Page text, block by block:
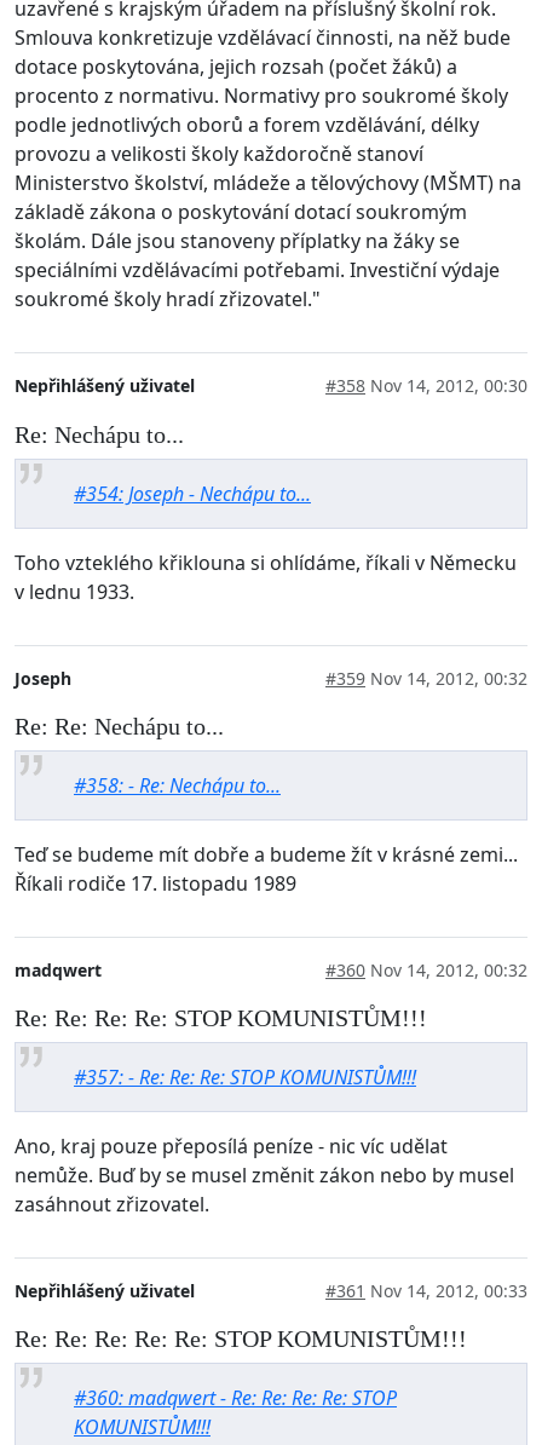
uzavřené s krajským úřadem na příslušný školní rok.
Smlouva konkretizuje vzdělávací činnosti, na něž bude
dotace poskytována, jejich rozsah (počet žáků) a
procento z normativu. Normativy pro soukromé školy
podle jednotlivých oborů a forem vzdělávání, délky
provozu a velikosti školy každoročně stanoví
Ministerstvo školství, mládeže a tělovýchovy (MŠMT) na
základě zákona o poskytování dotací soukromým
školám. Dále jsou stanoveny příplatky na žáky se
speciálními vzdělávacími potřebami. Investiční výdaje
soukromé školy hradí zřizovatel."
Nepřihlášený uživatel #358 Nov 14, 2012, 00:30
Re: Nechápu to...
#354: Joseph - Nechápu to...
Toho vzteklého křiklouna si ohlídáme, říkali v Německu
v lednu 1933.
Joseph #359 Nov 14, 2012, 00:32
Re: Re: Nechápu to...
#358: - Re: Nechápu to...
Teď se budeme mít dobře a budeme žít v krásné zemi...
Říkali rodiče 17. listopadu 1989
madqwert #360 Nov 14, 2012, 00:32
Re: Re: Re: Re: STOP KOMUNISTŮM!!!
#357: - Re: Re: Re: STOP KOMUNISTŮM!!!
Ano, kraj pouze přeposílá peníze - nic víc udělat
nemůže. Buď by se musel změnit zákon nebo by musel
zasáhnout zřizovatel.
Nepřihlášený uživatel #361 Nov 14, 2012, 00:33
Re: Re: Re: Re: Re: STOP KOMUNISTŮM!!!
#360: madqwert - Re: Re: Re: Re: STOP
KOMUNISTŮM!!!